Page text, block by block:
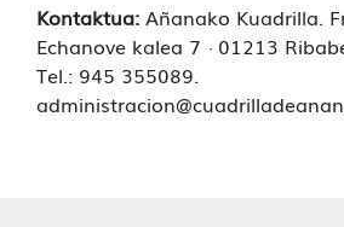
Kontaktua: Añanako Kuadrilla.
Echanove kalea 7 · 01213
Tel.: 945 355089.